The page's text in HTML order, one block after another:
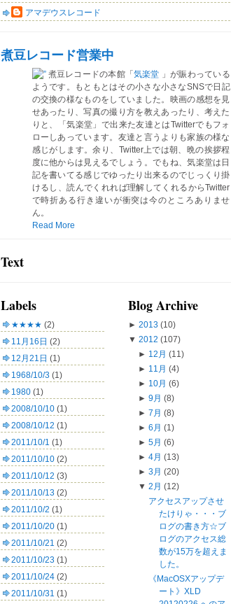
アマデウスレコード
煮豆レコード営業中
煮豆レコードの本館「 気楽堂 」が賑わっている
ようです。もともとはその小さな小さなSNSで日記
の交換の様なものをしていました。映画の感想を見
せあったり、写真の撮り方を教えあったり、考えた
りと、「気楽堂」で出来た友達とはTwitterでもフォ
ローしあっています。友達と言うよりも家族の様な
感じがします。余り、Twitter上では朝、晩の挨拶程
度に他からは見えるでしょう。でもね、気楽堂は日
記を書いてる感じでゆったり出来るのでじっくり掛
けるし、読んでくれれば理解してくれるからTwitter
で時折ある行き違いが衝突は今のところありませ
ん。
Read More
Text
Labels
★★★★ (2)
11月16日 (2)
12月21日 (1)
1968/10/3 (1)
1980 (1)
2008/10/10 (1)
2008/10/12 (1)
2011/10/1 (1)
2011/10/10 (2)
2011/10/12 (3)
2011/10/13 (2)
2011/10/2 (1)
2011/10/20 (1)
2011/10/21 (2)
2011/10/23 (1)
2011/10/24 (2)
2011/10/31 (1)
Blog Archive
► 2013 (10)
▼ 2012 (107)
► 12月 (11)
► 11月 (4)
► 10月 (6)
► 9月 (8)
► 7月 (8)
► 6月 (1)
► 5月 (6)
► 4月 (13)
► 3月 (20)
▼ 2月 (12)
アクセスアップさせ
たけりゃ・・・ブ
ログの書き方☆ブ
ログのアクセス総
数が15万を超えま
した。
《MacOSXアップデ
ート》XLD